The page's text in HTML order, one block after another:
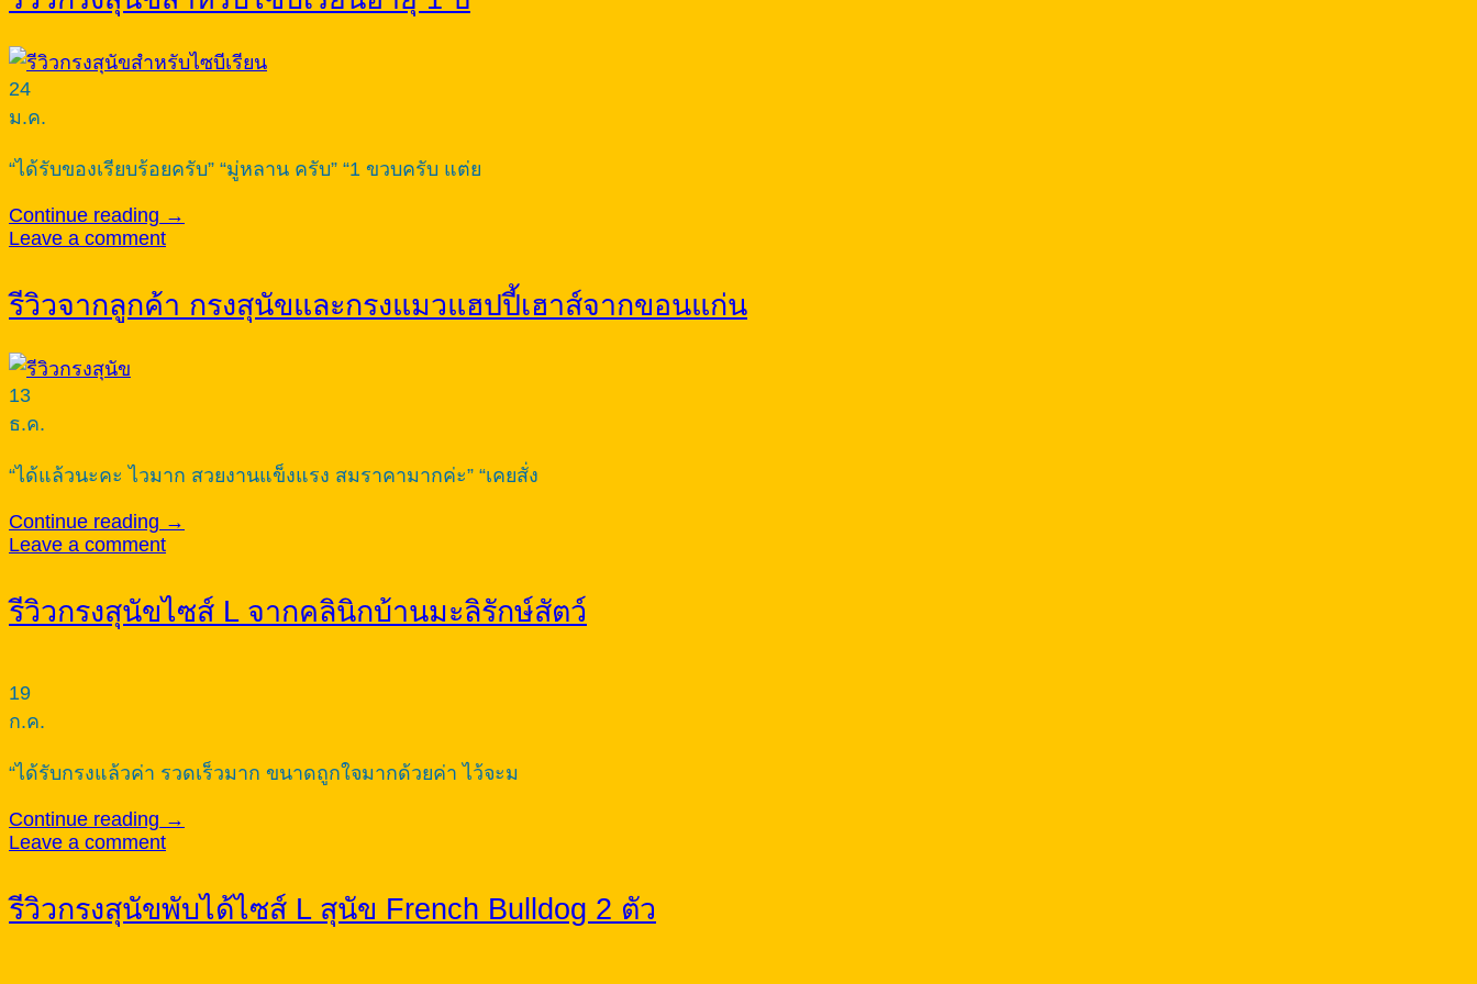
24
ม.ค.
“ได้รับของเรียบร้อยครับ” “มู่หลาน ครับ” “1 ขวบครับ แต่ย
Continue reading →
Leave a comment
รีวิวจากลูกค้า กรงสุนัขและกรงแมวแฮปปี้เฮาส์จากขอนแก่น
13
ธ.ค.
“ได้แล้วนะคะ ไวมาก สวยงานแข็งแรง สมราคามากค่ะ” “เคยสั่ง
Continue reading →
Leave a comment
รีวิวกรงสุนัขไซส์ L จากคลินิกบ้านมะลิรักษ์สัตว์
19
ก.ค.
“ได้รับกรงแล้วค่า รวดเร็วมาก ขนาดถูกใจมากด้วยค่า ไว้จะม
Continue reading →
Leave a comment
รีวิวกรงสุนัขพับได้ไซส์ L สุนัข French Bulldog 2 ตัว